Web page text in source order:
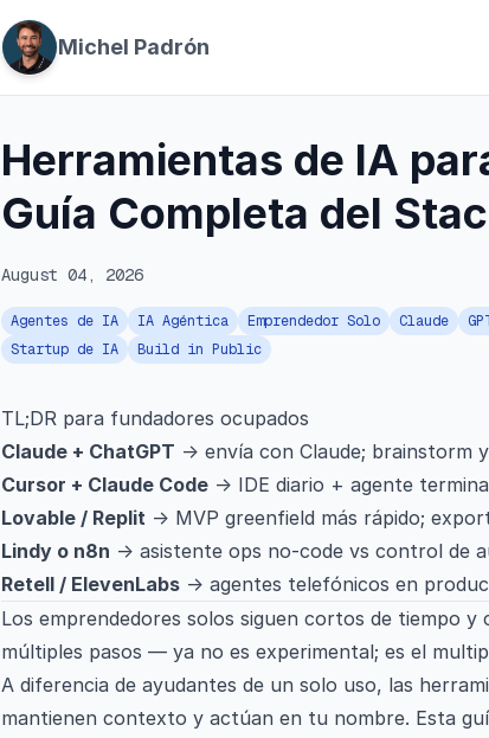
Michel Padrón
Herramientas de IA
Guía Completa del
August 04, 2026
Agentes de IA IA Agéntica Emprendedor Solo Claude
Startup de IA
Build in Public
TL;DR para fundadores ocupados
Claude + ChatGPT → envía con Claude; brainstorm
Cursor + Claude Code → IDE diario + agente
Lovable / Replit → MVP greenfield más rápido;
Lindy o n8n → asistente ops no-code vs control de
Retell / ElevenLabs → agentes telefónicos en
Los emprendedores solos siguen cortos de tiempo
múltiples pasos — ya no es experimental; es el
A diferencia de ayudantes de un solo uso, las
mantienen contexto y actúan en tu nombre. Esta